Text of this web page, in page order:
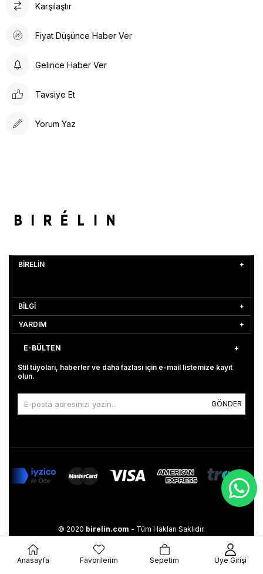
Karşılaştır
Fiyat Düşünce Haber Ver
Gelince Haber Ver
Tavsiye Et
Yorum Yaz
BİRELİN
BİLGİ
YARDIM
E-BÜLTEN
Stil tüyoları, haberler ve daha fazlası için e-mail listemize kayıt
olun.
GÖNDER
© 2020 birelin.com - Tüm Hakları Saklıdır.
Anasayfa Favorilerim Sepetim Üye Girişi